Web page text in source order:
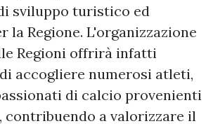
sviluppo turistico ed
la Regione. L'organizzazione
Regioni offrirà infatti
accogliere numerosi atleti,
di calcio provenienti
contribuendo a valorizzare il